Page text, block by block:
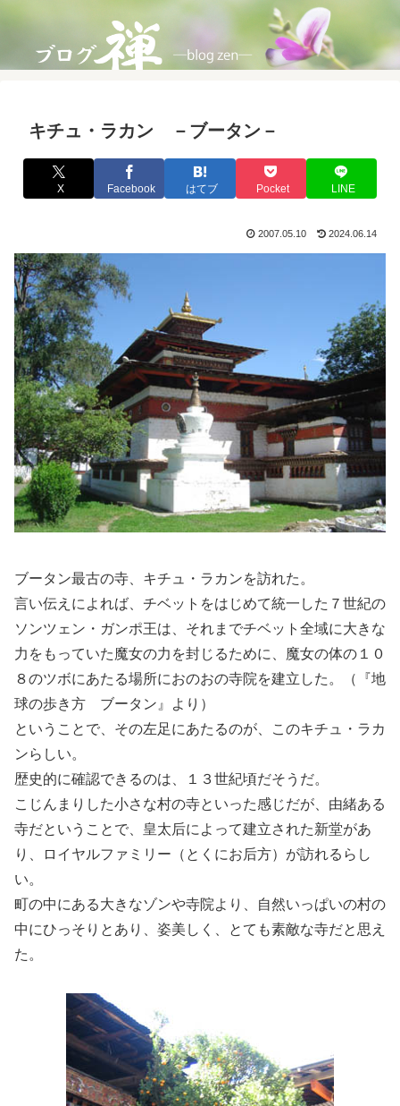
キチュ・ラカン －ブータン－
X Facebook はてブ Pocket LINE
2007.05.10 2024.06.14
ブータン最古の寺、キチュ・ラカンを訪れた。
言い伝えによれば、チベットをはじめて統一した７世紀の
ソンツェン・ガンポ王は、それまでチベット全域に大きな
力をもっていた魔女の力を封じるために、魔女の体の１０
８のツボにあたる場所におのおの寺院を建立した。（『地
球の歩き方 ブータン』より）
ということで、その左足にあたるのが、このキチュ・ラカ
ンらしい。
歴史的に確認できるのは、１３世紀頃だそうだ。
こじんまりした小さな村の寺といった感じだが、由緒ある
寺だということで、皇太后によって建立された新堂があ
り、ロイヤルファミリー（とくにお后方）が訪れるらし
い。
町の中にある大きなゾンや寺院より、自然いっぱいの村の
中にひっそりとあり、姿美しく、とても素敵な寺だと思え
た。